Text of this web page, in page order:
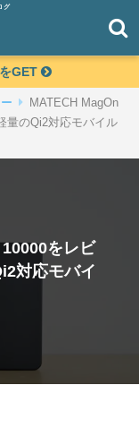
グ
GET
MATECH MagOn
量のQi2対応モバイル
をレビ
対応モバイ